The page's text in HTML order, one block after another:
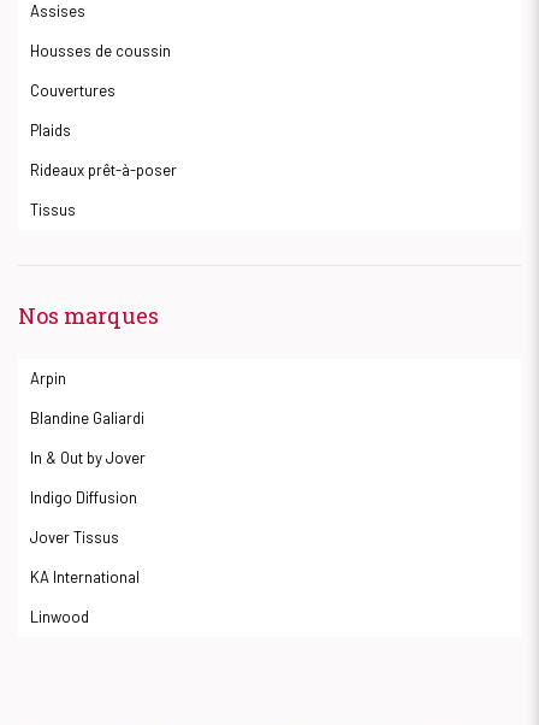
Assises
Housses de coussin
Couvertures
Plaids
Rideaux prêt-à-poser
Tissus
Nos marques
Arpin
Blandine Galiardi
In & Out by Jover
Indigo Diffusion
Jover Tissus
KA International
Linwood